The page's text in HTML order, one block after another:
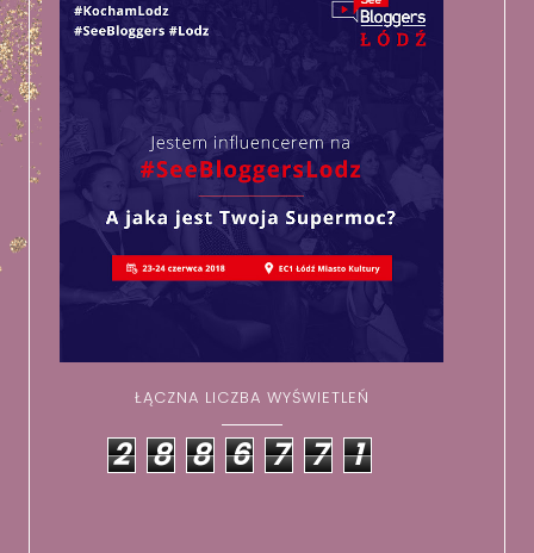
ŁĄCZNA LICZBA WYŚWIETLEŃ
2 8 8 6 7 7 1